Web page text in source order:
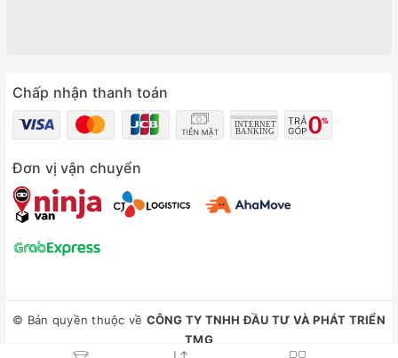
Chấp nhận thanh toán
Đơn vị vận chuyển
© Bản quyền thuộc về CÔNG TY TNHH ĐẦU TƯ VÀ PHÁT TRIỂN
TMG